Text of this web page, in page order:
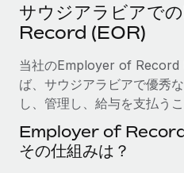
サービス
専門家に相談
グローバル人事・コンプラ
候補者の選考プロセスをシン
当社とのパートナーシップ
Remote Build
近日リリ
統合とAI自動化に関するコ
ニュースルーム
給与・人材情報
情報センター
サポートを依頼する
すべてのリソースを表示する
サウジアラビアで
Record (EOR)
当社のEmployer of Record
ば、サウジアラビアで優秀
し、管理し、給与を支払う
Employer of
その仕組みは？